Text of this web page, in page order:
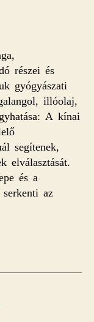
részei és
gyógyászati
illóolaj,
A kínai
segítenek,
elválasztását.
és a
serkenti az